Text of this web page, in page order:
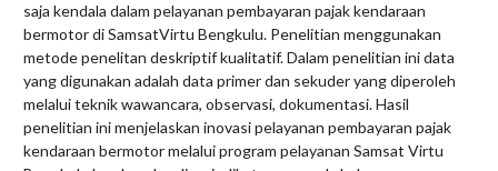
saja kendala dalam pelayanan pembayaran pajak kendaraan
bermotor di SamsatVirtu Bengkulu. Penelitian menggunakan
metode penelitan deskriptif kualitatif. Dalam penelitian ini data
yang digunakan adalah data primer dan sekuder yang diperoleh
melalui teknik wawancara, observasi, dokumentasi. Hasil
penelitian ini menjelaskan inovasi pelayanan pembayaran pajak
kendaraan bermotor melalui program pelayanan Samsat Virtu